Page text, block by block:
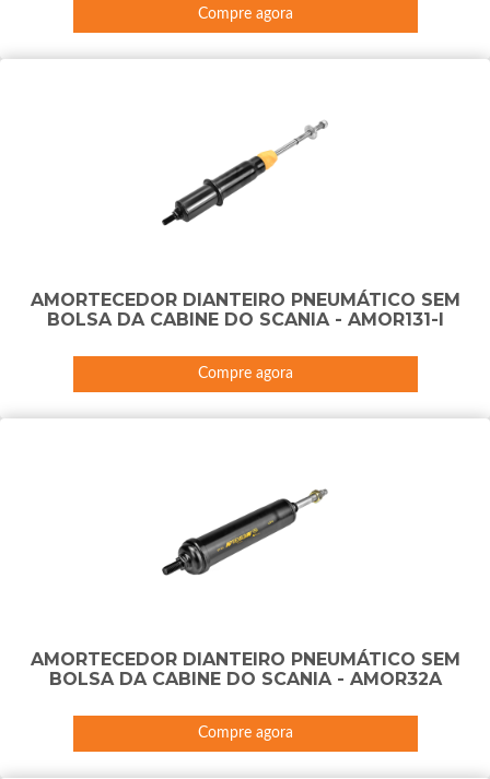
Compre agora
AMORTECEDOR DIANTEIRO PNEUMÁTICO SEM
BOLSA DA CABINE DO SCANIA - AMOR131-I
Compre agora
AMORTECEDOR DIANTEIRO PNEUMÁTICO SEM
BOLSA DA CABINE DO SCANIA - AMOR32A
Compre agora